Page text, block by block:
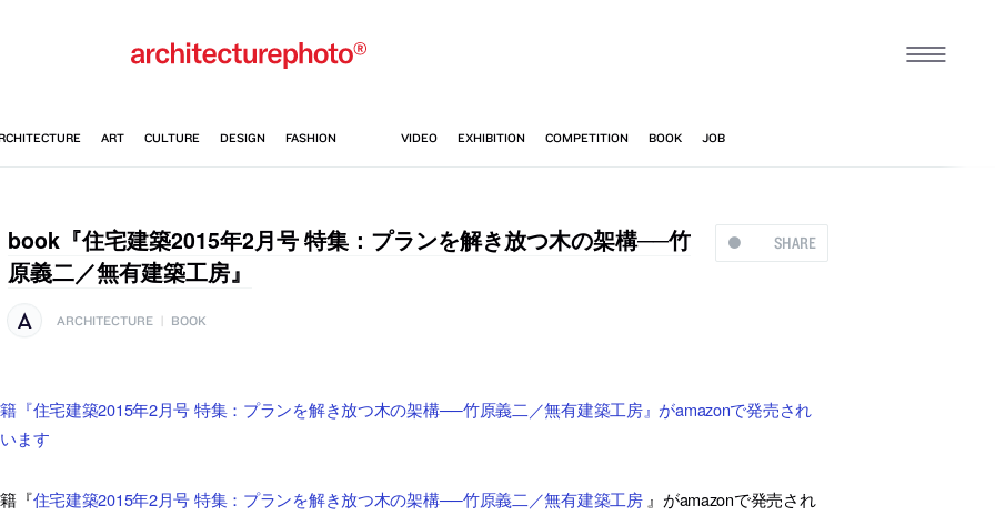
SHARE
book『住宅建築2015年2月号 特集：プランを解き放つ木の架構──竹
原義二／無有建築工房』
ARCHITECTURE | BOOK
『住宅建築2015年2月号 特集：プランを解き放つ木の架構──竹原義二／無有建築工房』がamazonで発売され
ます
『住宅建築2015年2月号 特集：プランを解き放つ木の架構──竹原義二／無有建築工房 』がamazonで発売され